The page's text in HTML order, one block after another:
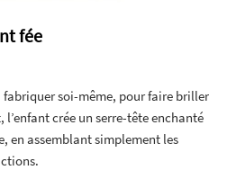
fée
fabriquer soi-même, pour faire briller
l’enfant crée un serre-tête enchanté
en assemblant simplement les